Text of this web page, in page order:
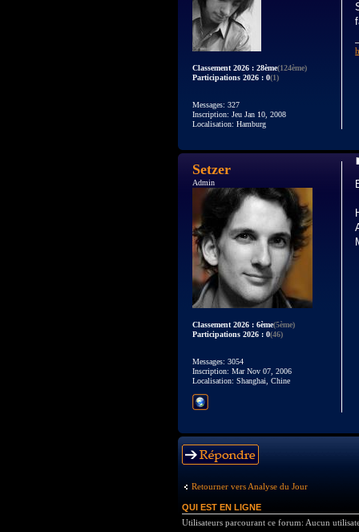
Classement 2026 : 28ème(124ème)
Participations 2026 : 0(1)
Messages: 327
Inscription: Jeu Jan 10, 2008
Localisation: Hamburg
Setzer
Admin
Classement 2026 : 6ème(5ème)
Participations 2026 : 0(46)
Messages: 3054
Inscription: Mar Nov 07, 2006
Localisation: Shanghai, Chine
Répondre
Retourner vers Analyse du Jour
QUI EST EN LIGNE
Utilisateurs parcourant ce forum: Aucun